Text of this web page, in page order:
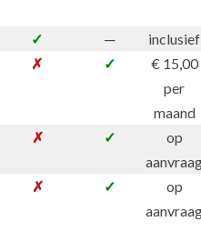
✓ ─
inclusief
✗ ✓
€ 15,00
per
maand
✗ ✓
op
✗ ✓
op